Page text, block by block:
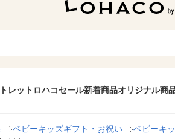
レット ロハコセール新着商品オリジナル商
ベビーキッズギフト・お祝い
ベビーキ